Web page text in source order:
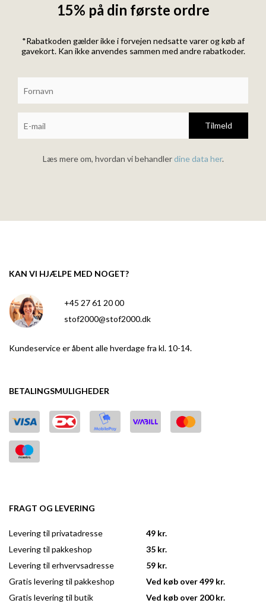
15% på din første ordre
*Rabatkoden gælder ikke i forvejen nedsatte varer og køb af
gavekort. Kan ikke anvendes sammen med andre rabatkoder.
Tilmeld
Læs mere om, hvordan vi behandlerdine data her.
KAN VI HJÆLPE MED NOGET?
+45 27 61 20 00
stof2000@stof2000.dk
Kundeservice er åbent alle hverdage fra kl. 10-14.
BETALINGSMULIGHEDER
FRAGT OG LEVERING
Levering til privatadresse
Levering til pakkeshop
Levering til erhvervsadresse
Gratis levering til pakkeshop
Gratis levering til butik
49 kr.
35 kr.
59 kr.
Ved køb over 499 kr.
Ved køb over 200 kr.